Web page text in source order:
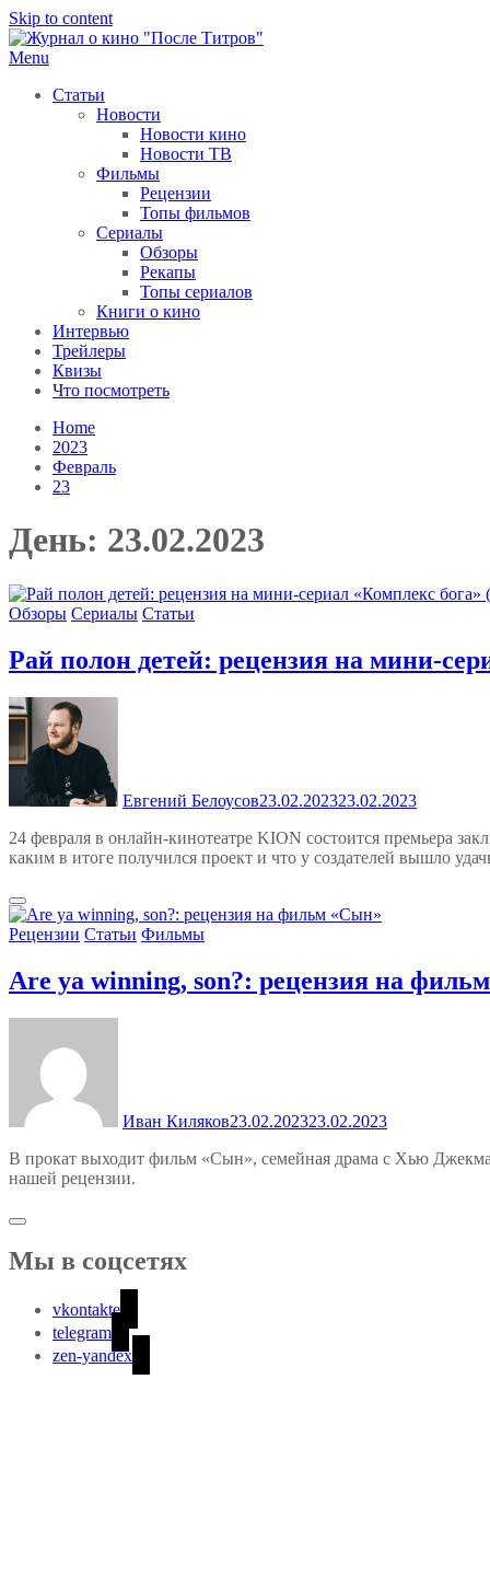
Skip to content
Menu
Статьи
Новости
Новости кино
Новости ТВ
Фильмы
Рецензии
Топы фильмов
Сериалы
Обзоры
Рекапы
Топы сериалов
Книги о кино
Интервью
Трейлеры
Квизы
Что посмотреть
Home
2023
Февраль
23
День: 23.02.2023
Обзоры Сериалы Статьи
Рай полон детей: рецензия на мини-
Евгений Белоусов23.02.202323.02.2023
24 февраля в онлайн-кинотеатре KION состоится премьера
каким в итоге получился проект и что у создателей вышло
Рецензии Статьи Фильмы
Are ya winning, son?: рецензия на
Иван Киляков23.02.202323.02.2023
В прокат выходит фильм «Сын», семейная драма с Хью
нашей рецензии.
Мы в соцсетях
vkontakte
telegram
zen-yandex